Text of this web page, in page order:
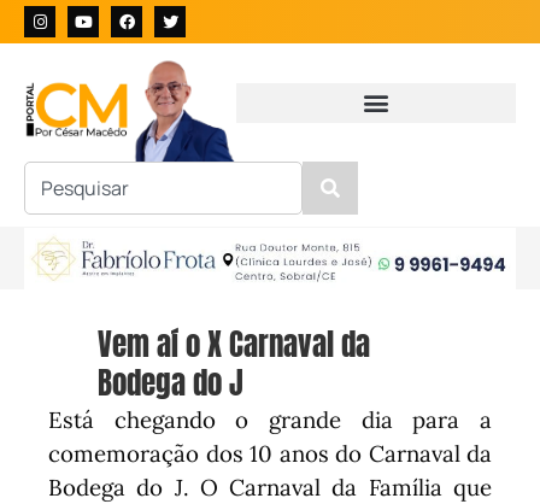
Vem aí o X Carnaval da
Bodega do J
Está chegando o grande dia para a
comemoração dos 10 anos do Carnaval da
Bodega do J. O Carnaval da Família que